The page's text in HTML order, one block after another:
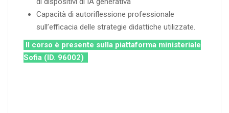
Capacità di autoriflessione professionale
sull’efficacia delle strategie didattiche utilizzate.
Il corso è presente sulla piattaforma ministeriale
Sofia (ID. 96002)